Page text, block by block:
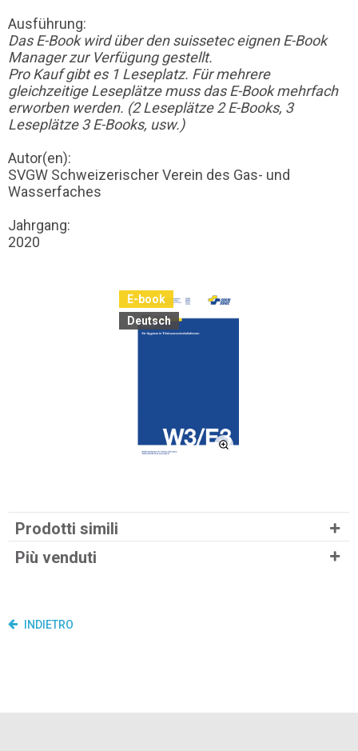
Ausführung:
Das E-Book wird über den suissetec eignen E-Book
Manager zur Verfügung gestellt.
Pro Kauf gibt es 1 Leseplatz. Für mehrere
gleichzeitige Leseplätze muss das E-Book mehrfach
erworben werden. (2 Leseplätze 2 E-Books, 3
Leseplätze 3 E-Books, usw.)
Autor(en):
SVGW Schweizerischer Verein des Gas- und
Wasserfaches
Jahrgang:
2020
E-book
Deutsch
Prodotti simili
Più venduti
INDIETRO